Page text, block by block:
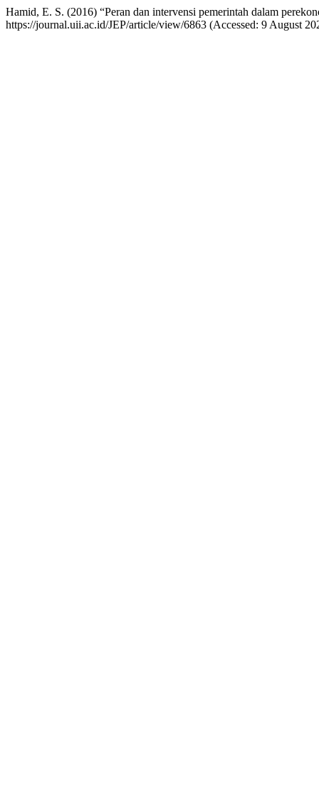
Hamid, E. S. (2016) “Peran dan intervensi pemerintah dalam
https://journal.uii.ac.id/JEP/article/view/6863 (Accessed: 9 August